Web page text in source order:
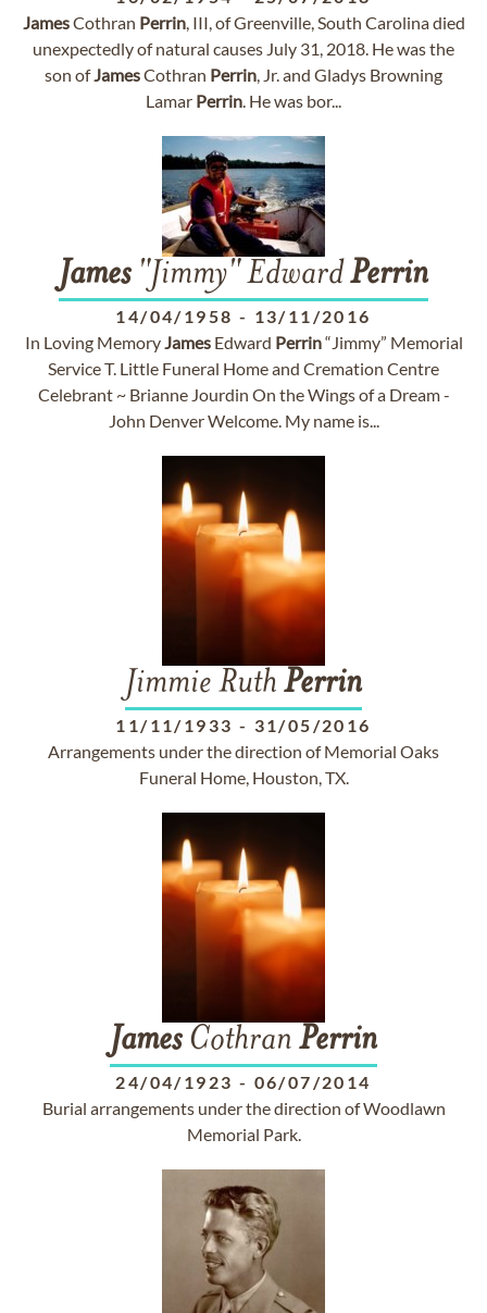
JamesCothran Perrin, III, of Greenville, South Carolina died
unexpectedly of natural causes July 31, 2018. He was the
son ofJamesCothran Perrin, Jr. and Gladys Browning
Lamar Perrin. He was bor...
James"Jimmy" EdwardPerrin
14/04/1958 - 13/11/2016
In Loving MemoryJamesEdward Perrin“Jimmy” Memorial
Service T. Little Funeral Home and Cremation Centre
Celebrant ~ Brianne Jourdin On the Wings of a Dream -
John Denver Welcome. My name is...
Jimmie Ruth Perrin
11/11/1933 - 31/05/2016
Arrangements under the direction of Memorial Oaks
Funeral Home, Houston, TX.
JamesCothran Perrin
24/04/1923 - 06/07/2014
Burial arrangements under the direction of Woodlawn
Memorial Park.